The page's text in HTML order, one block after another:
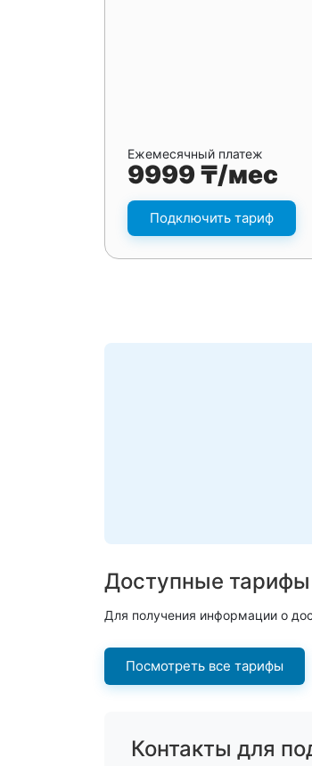
Ежемесячный платеж
9999 ₸/мес
Подключить тариф
Доступные тарифы
Для получения информации о
Посмотреть все тарифы
Контакты для